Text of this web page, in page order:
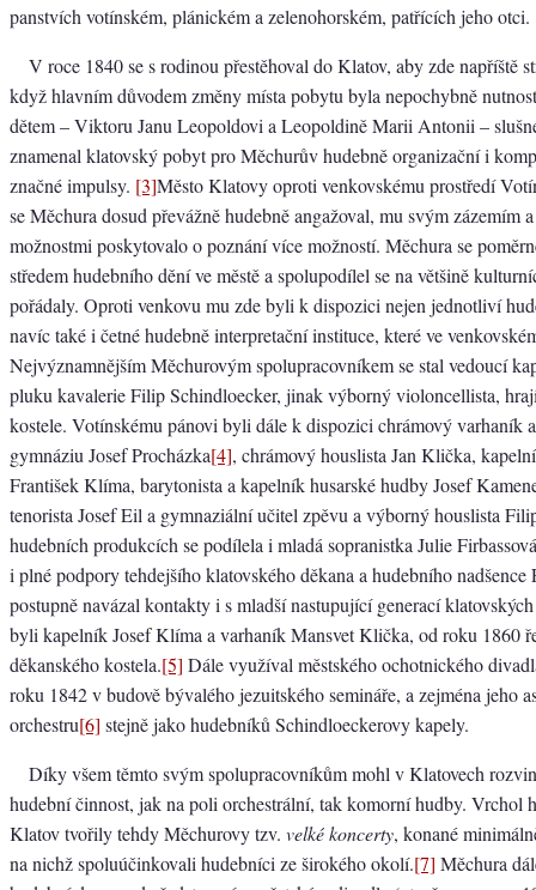
panstvích votínském, plánickém a zelenohorském, patřících jeho otci.
V roce 1840 se s rodinou přestěhoval do Klatov, aby zde napříště
když hlavním důvodem změny místa pobytu byla nepochybně
dětem – Viktoru Janu Leopoldovi a Leopoldině Marii Antonii –
znamenal klatovský pobyt pro Měchurův hudebně organizační i
značné impulsy. [3]Město Klatovy oproti venkovskému prostředí
se Měchura dosud převážně hudebně angažoval, mu svým zázemím
možnostmi poskytovalo o poznání více možností. Měchura se
středem hudebního dění ve městě a spolupodílel se na většině
pořádaly. Oproti venkovu mu zde byli k dispozici nejen jednotliví
navíc také i četné hudebně interpretační instituce, které ve
Nejvýznamnějším Měchurovým spolupracovníkem se stal vedoucí
pluku kavalerie Filip Schindloecker, jinak výborný violoncellista,
kostele. Votínskému pánovi byli dále k dispozici chrámový varhaník
gymnáziu Josef Procházka[4], chrámový houslista Jan Klička,
František Klíma, barytonista a kapelník husarské hudby Josef
tenorista Josef Eil a gymnaziální učitel zpěvu a výborný houslista
hudebních produkcích se podílela i mladá sopranistka Julie
i plné podpory tehdejšího klatovského děkana a hudebního nadšence
postupně navázal kontakty i s mladší nastupující generací
byli kapelník Josef Klíma a varhaník Mansvet Klička, od roku 1860
děkanského kostela.[5] Dále využíval městského ochotnického
roku 1842 v budově bývalého jezuitského semináře, a zejména jeho
orchestru[6] stejně jako hudebníků Schindloeckerovy kapely.
Díky všem těmto svým spolupracovníkům mohl v Klatovech
hudební činnost, jak na poli orchestrální, tak komorní hudby. Vrchol
Klatov tvořily tehdy Měchurovy tzv. velké koncerty, konané
na nichž spoluúčinkovali hudebníci ze širokého okolí.[7] Měchura